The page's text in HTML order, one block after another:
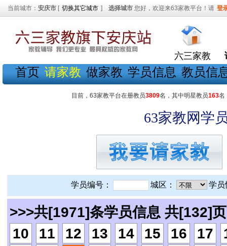
当前城市： 安庆市 [ 切换其它城市 ] 选择城市 您好，欢迎来63家教平台！请 登
六三家教
首页 请家教 做家教 学员信息 教员信
目前，63家教平台在册教员3809名，其中明星教员163名
63家教网学
学员编号： 城区： 学员
>>>共[1971]条学员信息 共[132]
10
11 12 13 14 15 16 17